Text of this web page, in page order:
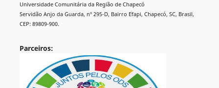
Universidade Comunitária da Região de Chapecó
Servidão Anjo da Guarda, nº 295-D, Bairro Efapi, Chapecó, SC, Brasil,
CEP: 89809-900.
Parceiros: